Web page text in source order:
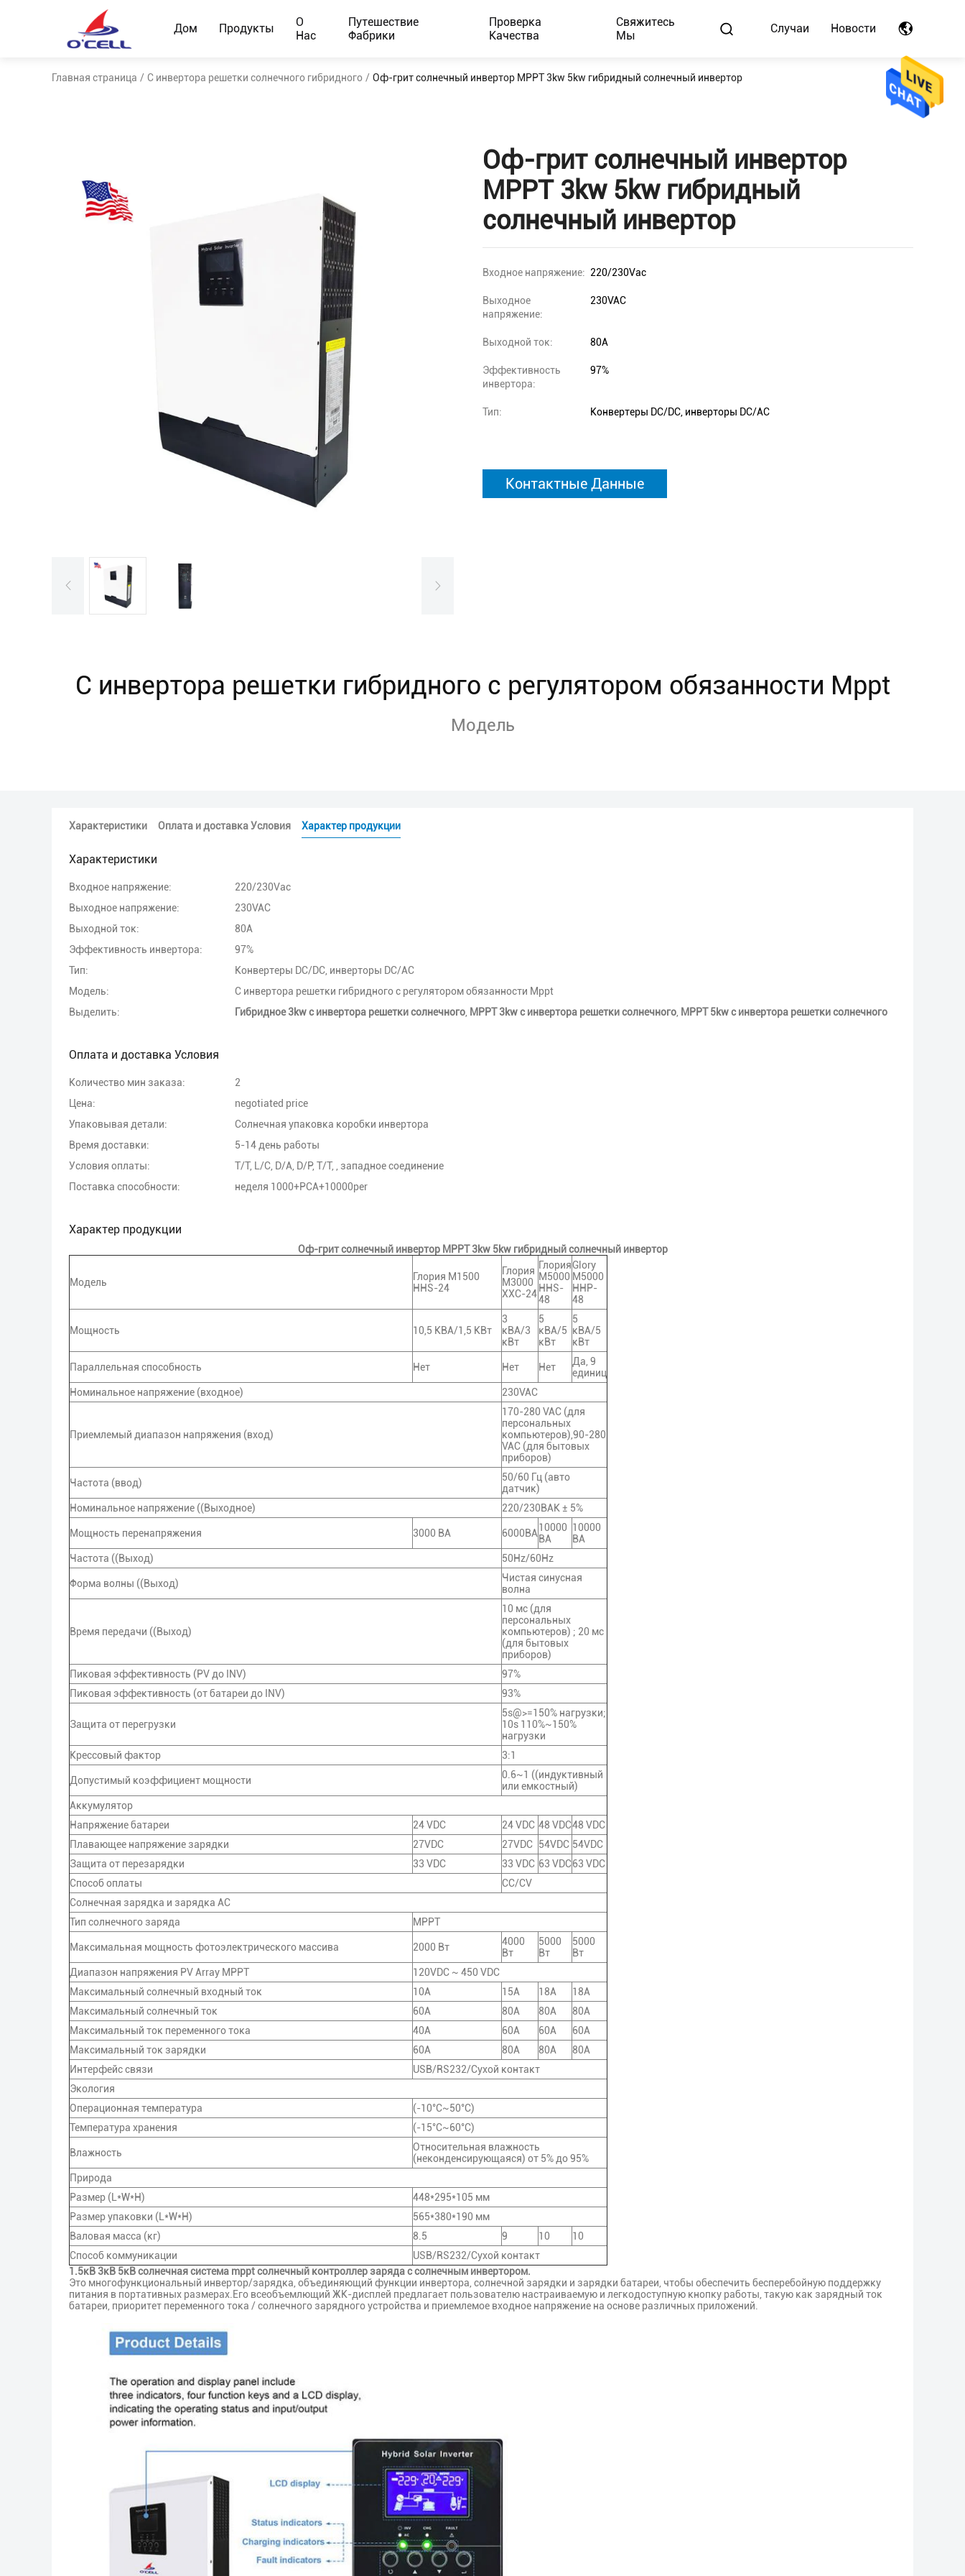
Дом Продукты
О
Нас
Путешествие
Фабрики
Проверка
Качества
Свяжитесь
Мы
Случаи Новости
Главная страница / С инвертора решетки солнечного гибридного / Оф-грит солнечный инвертор MPPT 3kw 5kw гибридный солнечный инвертор
Оф-грит солнечный инвертор
MPPT 3kw 5kw гибридный
солнечный инвертор
Входное напряжение: 220/230Vac
Выходное
напряжение:
230VAC
Выходной ток: 80А
Эффективность
инвертора:
97%
Тип: Конвертеры DC/DC, инверторы DC/AC
Контактные Данные
С инвертора решетки гибридного с регулятором обязанности Mppt
Модель
Характеристики Оплата и доставка Условия Характер продукции
Характеристики
Входное напряжение:
220/230Vac
Выходное напряжение:
230VAC
Выходной ток:
80А
Эффективность инвертора:
97%
Тип:
Конвертеры DC/DC, инверторы DC/AC
Модель:
С инвертора решетки гибридного с регулятором обязанности Mppt
Выделить:
Гибридное 3kw с инвертора решетки солнечного MPPT 3kw с инвертора решетки солнечного MPPT 5kw с инвертора решетки солнечного
Оплата и доставка Условия
Количество мин заказа:
2
Цена:
negotiated price
Упаковывая детали:
Солнечная упаковка коробки инвертора
Время доставки:
5-14 день работы
Условия оплаты:
T/T, L/C, D/A, D/P, T/T, , западное соединение
Поставка способности:
неделя 1000+PCA+10000per
Характер продукции
Оф-грит солнечный инвертор MPPT 3kw 5kw гибридный солнечный инвертор
Модель
Глория M1500
HHS-24
Глория
М3000
ХХС-24
Глория
М5000
HHS-
48
Glory
M5000
HHP-
48
Мощность 10,5 КВА/1,5 КВт
3
кВА/3
кВт
5
кВА/5
кВт
5
кВА/5
кВт
Параллельная способность Нет Нет Нет
Да, 9
единиц
Номинальное напряжение (входное)
230VAC
Приемлемый диапазон напряжения (вход)
170-280 VAC (для
персональных
компьютеров),90-280
VAC (для бытовых
приборов)
Частота (ввод)
50/60 Гц (авто
датчик)
Номинальное напряжение ((Выходное)
220/230ВАК ± 5%
Мощность перенапряжения 3000 ВА 6000ВА10000
ВА
10000
ВА
Частота ((Выход)
50Hz/60Hz
Форма волны ((Выход)
Чистая синусная
волна
Время передачи ((Выход)
10 мс (для
персональных
компьютеров) ; 20 мс
(для бытовых
приборов)
Пиковая эффективность (PV до INV)
97%
Пиковая эффективность (от батареи до INV)
93%
Защита от перегрузки
5s@>=150% нагрузки;
10s 110%~150%
нагрузки
Крессовый фактор
3:1
Допустимый коэффициент мощности
0.6~1 ((индуктивный
или емкостный)
Аккумулятор
Напряжение батареи
24 VDC 24 VDC 48 VDC48 VDC
Плавающее напряжение зарядки
27VDC 27VDC 54VDC 54VDC
Защита от перезарядки
33 VDC 33 VDC 63 VDC63 VDC
Способ оплаты
CC/CV
Солнечная зарядка и зарядка AC
Тип солнечного заряда
MPPT
Максимальная мощность фотоэлектрического массива 2000 Вт
4000
Вт
5000
Вт
5000
Вт
Диапазон напряжения PV Array MPPT
120VDC ~ 450 VDC
Максимальный солнечный входный ток
10А 15А 18А
18А
Максимальный солнечный ток
60А 80А 80А
80А
Максимальный ток переменного тока
40А 60А 60А
60А
Максимальный ток зарядки
60А 80А 80А
80А
Интерфейс связи
USB/RS232/Сухой контакт
Экология
Операционная температура
(-10°C~50°C)
Температура хранения
(-15°C~60°C)
Влажность
Относительная влажность
(неконденсирующаяся) от 5% до 95%
Природа
Размер (L*W*H)
448*295*105 мм
Размер упаковки (L*W*H)
565*380*190 мм
Валовая масса (кг)
8.5 9 10
10
Способ коммуникации
USB/RS232/Сухой контакт
1.5кВ 3кВ 5кВ солнечная система mppt солнечный контроллер заряда с солнечным инвертором.
Это многофункциональный инвертор/зарядка, объединяющий функции инвертора, солнечной зарядки и зарядки батареи, чтобы обеспечить бесперебойную поддержку
питания в портативных размерах.Его всеобъемлющий ЖК-дисплей предлагает пользователю настраиваемую и легкодоступную кнопку работы, такую как зарядный ток
батареи, приоритет переменного тока / солнечного зарядного устройства и приемлемое входное напряжение на основе различных приложений.